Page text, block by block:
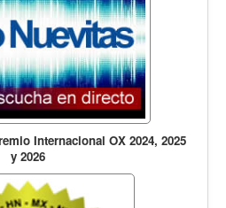
Internacional OX 2024, 2025
y 2026